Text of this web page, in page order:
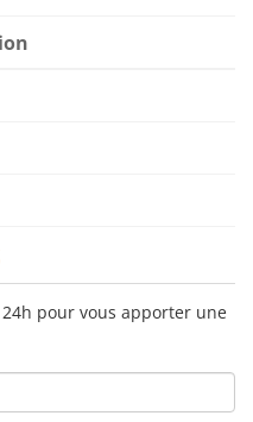
pour vous apporter une